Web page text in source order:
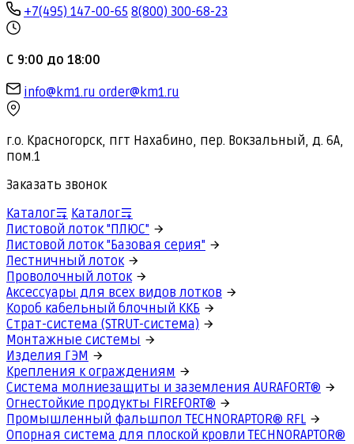
+7(495) 147-00-65 8(800) 300-68-23
С 9:00 до 18:00
info@km1.ru order@km1.ru
г.о. Красногорск, пгт Нахабино, пер. Вокзальный, д. 6А,
пом.1
Заказать звонок
Каталог
Каталог
Листовой лоток "ПЛЮС"
Листовой лоток "Базовая серия"
Лестничный лоток
Проволочный лоток
Аксессуары для всех видов лотков
Короб кабельный блочный ККБ
Страт-система (STRUT-система)
Монтажные системы
Изделия ГЭМ
Крепления к ограждениям
Система молниезащиты и заземления AURAFORT®
Огнестойкие продукты FIREFORT®
Промышленный фальшпол TECHNORAPTOR® RFL
Опорная система для плоской кровли TECHNORAPTOR®